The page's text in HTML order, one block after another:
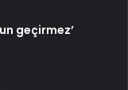
geçirmez’